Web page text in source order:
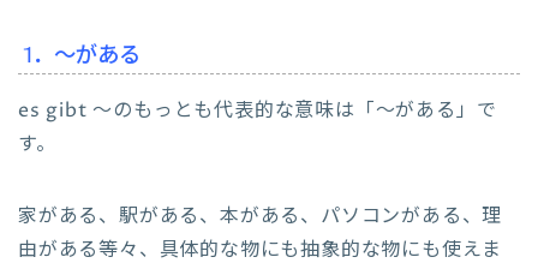
1．～がある
es gibt ～のもっとも代表的な意味は「～がある」で
す。
家がある、駅がある、本がある、パソコンがある、理
由がある等々、具体的な物にも抽象的な物にも使えま